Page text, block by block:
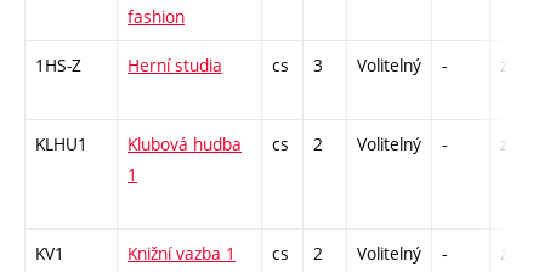
fashion
1HS-Z Herní studia cs 3 Volitelný - zk
KLHU1
Klubová hudba
1
cs 2 Volitelný - zá
KV1 Knižní vazba 1 cs 2 Volitelný - zá